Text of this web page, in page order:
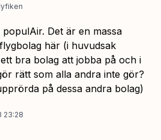
Det är en massa
här (i huvudsak
bra bolag att jobba på och i
rätt som alla andra inte gör?
på dessa andra bolag)
23:28